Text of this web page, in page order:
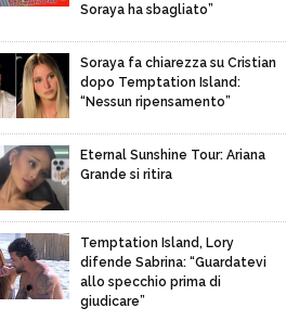
Soraya ha sbagliato”
Soraya fa chiarezza su Cristian
dopo Temptation Island:
“Nessun ripensamento”
Eternal Sunshine Tour: Ariana
Grande si ritira
Temptation Island, Lory
difende Sabrina: “Guardatevi
allo specchio prima di
giudicare”